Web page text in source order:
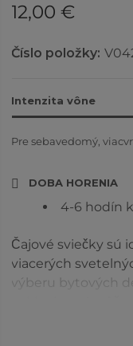
12,00 €
Číslo položky:
Intenzita vône
Pre sebavedomý,
DOBA HORENIA
4-6 hodín
Čajové sviečky sú
viacerých
výberu bytových